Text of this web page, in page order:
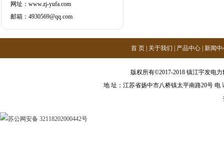
网址：www.zj-yufa.com
邮箱：4930569@qq.com
首 页 关于我们 产品中心 |新闻中
版权所有©2017-2018 镇江宇发电
地 址：江苏省扬中市八桥镇太平南路20号 电
苏公网安备 32118202000442号